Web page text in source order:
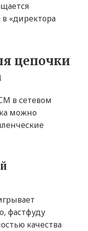
«директора
цепочки
в сетевом
можно
фастфуду
качества